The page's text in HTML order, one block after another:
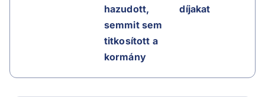
hazudott,
semmit sem
titkosított a
kormány
díjakat